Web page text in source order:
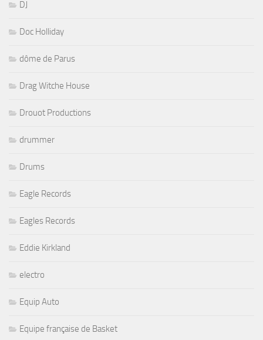
DJ
Doc Holliday
dôme de Parus
Drag Witche House
Drouot Productions
drummer
Drums
Eagle Records
Eagles Records
Eddie Kirkland
electro
Equip Auto
Equipe française de Basket